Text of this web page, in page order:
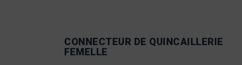
CONNECTEUR DE QUINCAILLERIE
FEMELLE